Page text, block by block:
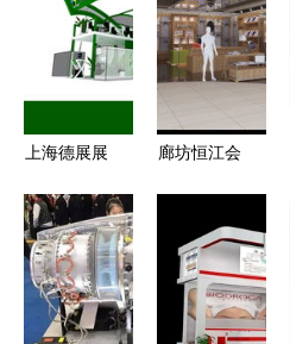
上海德展展
图册——专
业展览服务
一站式解决
方案
廊坊恒江会
专业展览服
务全解析